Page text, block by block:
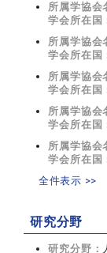
所属学協会
学会所在国
所属学協会
学会所在国
所属学協会
学会所在国
所属学協会
学会所在国
所属学協会
学会所在国
全件表示 >>
研究分野
研究分野：